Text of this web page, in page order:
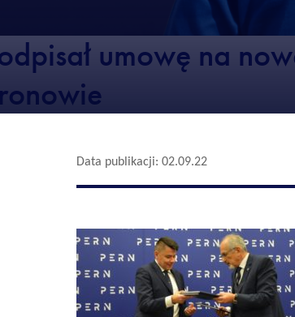
umowę na
Data publikacji: 02.09.22